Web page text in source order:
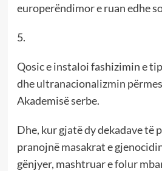
europerëndimor e ruan edhe
5.
Qosic e instaloi fashizimin e
dhe ultranacionalizmin
Akademisë serbe.
Dhe, kur gjatë dy dekadave të
pranojnë masakrat e
gënjyer, mashtruar e folur